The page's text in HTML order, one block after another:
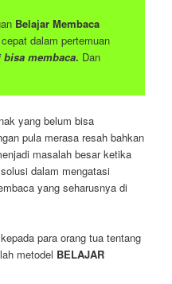
Belajar Membaca
dalam pertemuan
bisa membaca. Dan
yang belum bisa
pula merasa resah bahkan
masalah besar ketika
dalam mengatasi
yang seharusnya di
para orang tua tentang
metodel BELAJAR